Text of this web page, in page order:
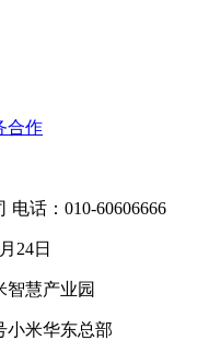
合作
话：010-60606666
24日
智慧产业园
小米华东总部